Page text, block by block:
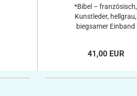
*Bibel – französisch,
Kunstleder, hellgrau,
biegsamer Einband
41,00 EUR